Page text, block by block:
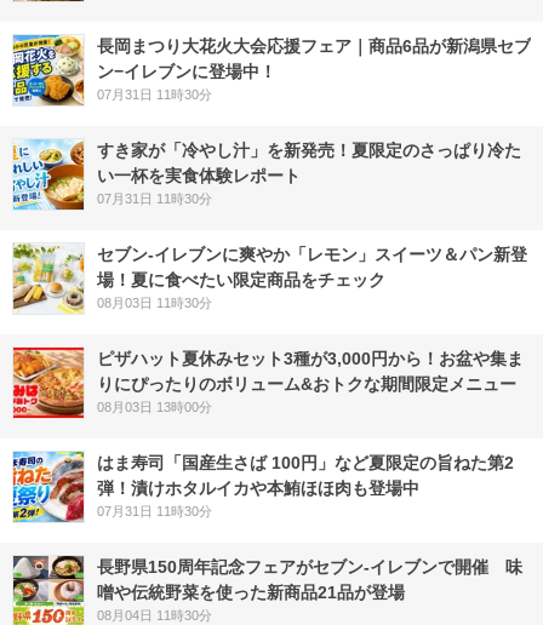
長岡まつり大花火大会応援フェア｜商品6品が新潟県セブ
ン−イレブンに登場中！
07月31日 11時30分
すき家が「冷やし汁」を新発売！夏限定のさっぱり冷た
い一杯を実食体験レポート
07月31日 11時30分
セブン‐イレブンに爽やか「レモン」スイーツ＆パン新登
場！夏に食べたい限定商品をチェック
08月03日 11時30分
ピザハット夏休みセット3種が3,000円から！お盆や集ま
りにぴったりのボリューム&おトクな期間限定メニュー
08月03日 13時00分
はま寿司「国産生さば 100円」など夏限定の旨ねた第2
弾！漬けホタルイカや本鮪ほほ肉も登場中
07月31日 11時30分
長野県150周年記念フェアがセブン-イレブンで開催 味
噌や伝統野菜を使った新商品21品が登場
08月04日 11時30分